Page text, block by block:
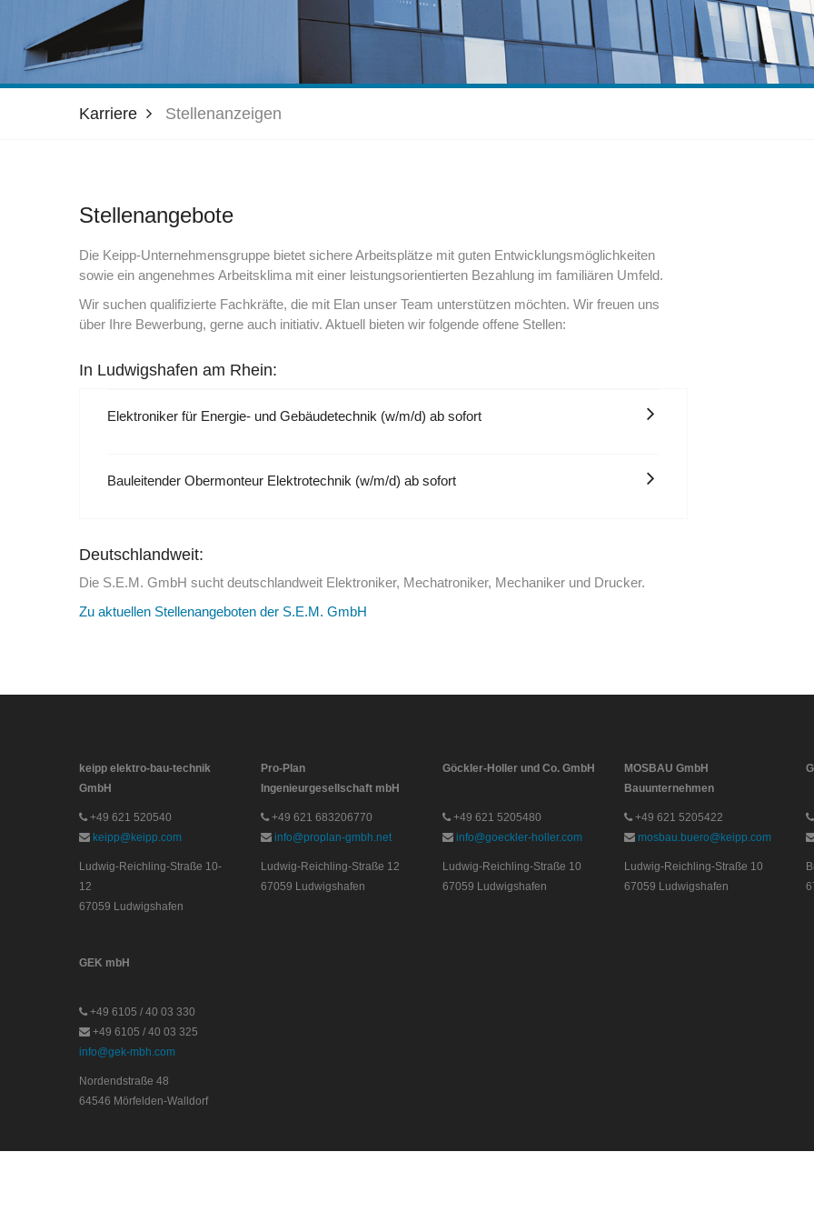
Karriere Stellenanzeigen
Stellenangebote
Die Keipp-Unternehmensgruppe bietet sichere Arbeitsplätze mit guten Entwicklungsmöglichkeiten
sowie ein angenehmes Arbeitsklima mit einer leistungsorientierten Bezahlung im familiären Umfeld.
Wir suchen qualifizierte Fachkräfte, die mit Elan unser Team unterstützen möchten. Wir freuen uns
über Ihre Bewerbung, gerne auch initiativ. Aktuell bieten wir folgende offene Stellen:
In Ludwigshafen am Rhein:
Elektroniker für Energie- und Gebäudetechnik (w/m/d) ab sofort
Bauleitender Obermonteur Elektrotechnik (w/m/d) ab sofort
Deutschlandweit:
Die S.E.M. GmbH sucht deutschlandweit Elektroniker, Mechatroniker, Mechaniker und Drucker.
Zu aktuellen Stellenangeboten der S.E.M. GmbH
keipp elektro-bau-technik
GmbH
+49 621 520540
keipp@keipp.com
Ludwig-Reichling-Straße 10-
12
67059 Ludwigshafen
Pro-Plan
Ingenieurgesellschaft mbH
+49 621 683206770
info@proplan-gmbh.net
Ludwig-Reichling-Straße 12
67059 Ludwigshafen
Göckler-Holler und Co. GmbH
+49 621 5205480
info@goeckler-holler.com
Ludwig-Reichling-Straße 10
67059 Ludwigshafen
MOSBAU GmbH
Bauunternehmen
+49 621 5205422
mosbau.buero@keipp.com
Ludwig-Reichling-Straße 10
67059 Ludwigshafen
GEK mbH
+49 6105 / 40 03 330
+49 6105 / 40 03 325
info@gek-mbh.com
Nordendstraße 48
64546 Mörfelden-Walldorf